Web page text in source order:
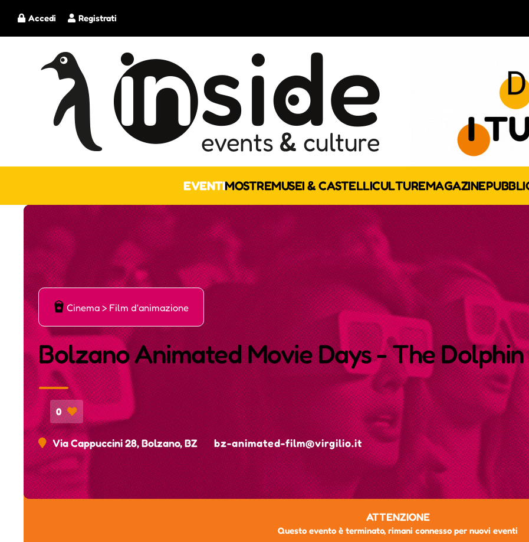
Registrati
Accedi
EVENTIMOSTREMUSEI & CASTELLICULTUREMAGAZINE
ę Cinema > Film d'animazione
Bolzano Animated Movie Days - The
0
Via Cappuccini 28, Bolzano, BZ bz-animated-film@virgilio.it
ATTENZIONE
Questo evento è terminato, rimani connesso per nuovi eventi